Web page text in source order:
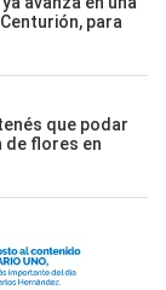
para
que podar
de flores en